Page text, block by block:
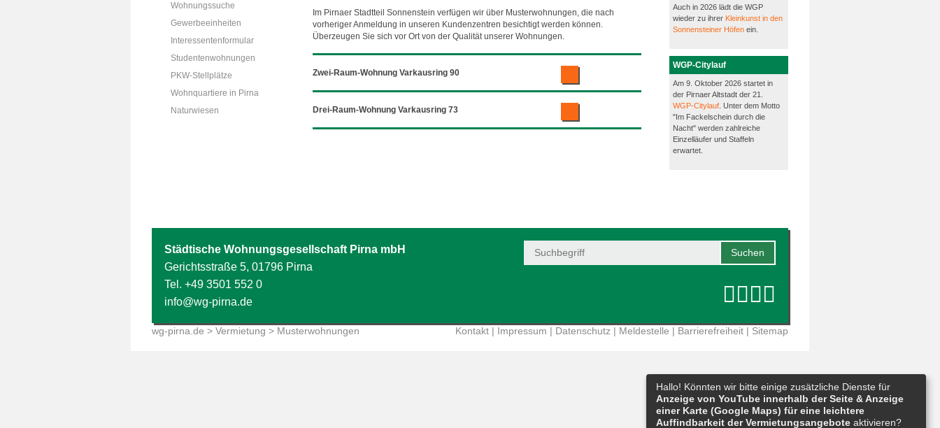
Wohnungssuche
Gewerbeeinheiten
Interessentenformular
Studentenwohnungen
PKW-Stellplätze
Wohnquartiere in Pirna
Naturwiesen
Im Pirnaer Stadtteil Sonnenstein verfügen wir über Musterwohnungen, die nach
vorheriger Anmeldung in unseren Kundenzentren besichtigt werden können.
Überzeugen Sie sich vor Ort von der Qualität unserer Wohnungen.
Zwei-Raum-Wohnung Varkausring 90
Drei-Raum-Wohnung Varkausring 73
Auch in 2026 lädt die WGP
wieder zu ihrer Kleinkunst in den
Sonnensteiner Höfen ein.
WGP-Citylauf
Am 9. Oktober 2026 startet in
der Pirnaer Altstadt der 21.
WGP-Citylauf . Unter dem Motto
"Im Fackelschein durch die
Nacht" werden zahlreiche
Einzelläufer und Staffeln
erwartet.
Städtische Wohnungsgesellschaft Pirna mbH
Gerichtsstraße 5, 01796 Pirna
Tel. +49 3501 552 0
info@wg-pirna.de
wg-pirna.de > Vermietung > Musterwohnungen Kontakt | Impressum | Datenschutz | Meldestelle | Barrierefreiheit | Sitemap
Hallo! Könnten wir bitte einige zusätzliche Dienste für
Anzeige von YouTube innerhalb der Seite & Anzeige
einer Karte (Google Maps) für eine leichtere
Auffindbarkeit der Vermietungsangebote aktivieren?